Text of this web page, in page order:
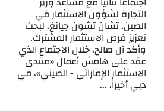
التجارة لشؤون الاستثمار في
الصين، تشان تشون جيانغ، لبحث
تعزيز فرص الاستثمار المشترك.
وأكد آل صالح، خلال الاجتماع الذي
عقد على هامش أعمال «منتدى
الاستثمار الإماراتي - الصيني»، في
دبي أخيراً، ...